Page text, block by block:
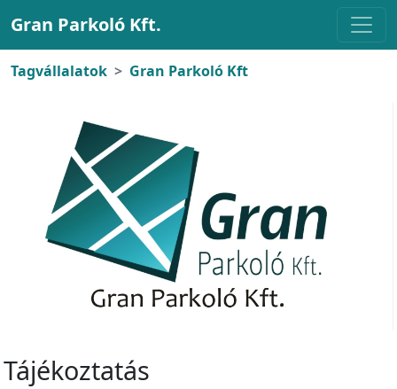
Gran Parkoló Kft.
Tagvállalatok Gran Parkoló Kft
Tájékoztatás